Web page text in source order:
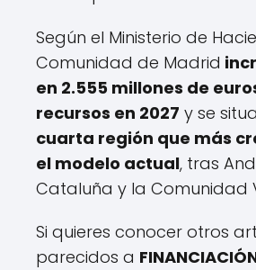
Según el Ministerio de
Comunidad de Madrid
en 2.555 millones de
recursos en 2027 y se
cuarta región que más
el modelo actual, tras
Cataluña y la Comunidad
Si quieres conocer otros
parecidos a